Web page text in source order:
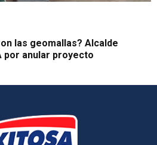
las geomallas? Alcalde
por anular proyecto